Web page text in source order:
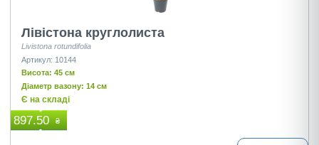
Лівістона круглолиста
Livistona rotundifolia
Артикул: 10144
Висота: 45 см
Діаметр вазону: 14 см
Є на складі
897.50 ₴